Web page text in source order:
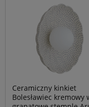
Ceramiczny kinkiet
Bolesławiec kremowy